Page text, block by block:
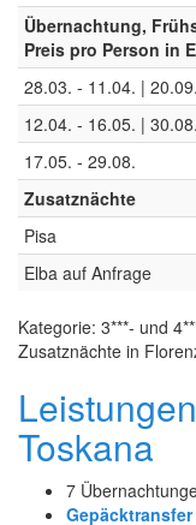
Übernachtung,
Preis pro Person in
28.03. - 11.04. |
12.04. - 16.05. |
17.05. - 29.08.
Zusatznächte
Pisa
Elba auf Anfrage
Kategorie: 3***- und
Zusatznächte in
Toskana
7
Gepäcktransfer